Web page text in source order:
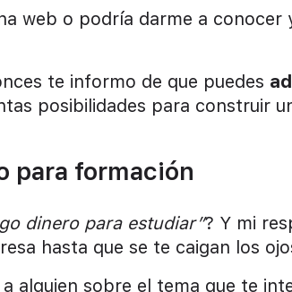
web o podría darme a conocer
te informo de que puedes
posibilidades para construir
para formación
dinero para estudiar”? Y mi
hasta que se te caigan los
alguien sobre el tema que te